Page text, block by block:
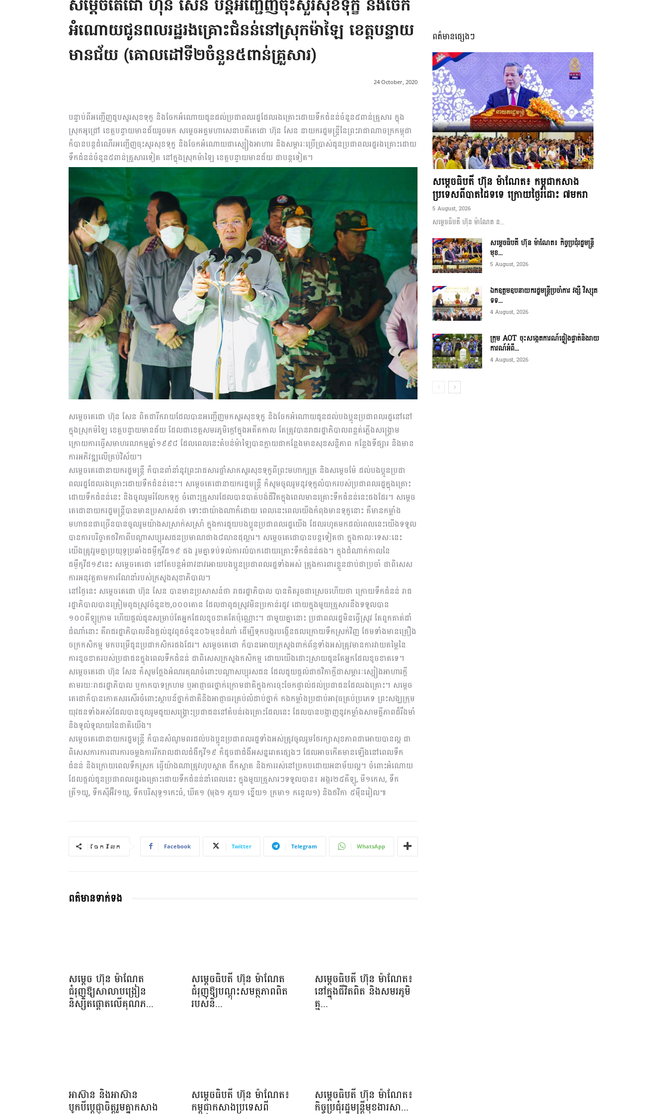
I
ព័ត៌មាន​
និង
ប្រតិកម្ម
រហ័ស
សម្តេចតេជោ ហ៊ុន សែន បន្តអញ្ជើញចុះសួរសុខទុក្ខ និងចែក
អំណោយជូនពលរដ្ឋរងគ្រោះជំនន់នៅស្រុកម៉ាឡៃ ខេត្តបន្ទាយ
មានជ័យ (គោលដៅទី២ចំនួន៥ពាន់គ្រួសារ)
24 October, 2020
បន្ទាប់ពីអញ្ជើញជួបសួរសុខទុក្ខ និងចែកអំណោយជូនដល់ប្រជាពលរដ្ឋដែលរងគ្រោះដោយទឹកជំនន់ចំនួន៥ពាន់គ្រួសារ ក្នុង
ស្រុកអូជ្រៅ ខេត្តបន្ទាយមានជ័យរួចមក សម្តេចអគ្គមហាសេនាបតីតេជោ ហ៊ុន សែន នាយករដ្ឋមន្ត្រីនៃព្រះរាជាណាចក្រកម្ពុជា
ក៏បានបន្តដំណើរអញ្ជើញចុះសួរសុខទុក្ខ និងចែកអំណោយជាស្បៀងអាហារ និងសម្ភារៈប្រើប្រាស់ជូនប្រជាពលរដ្ឋរងគ្រោះដោយ
ទឹកជំនន់ចំនួន៥ពាន់គ្រួសារទៀត នៅក្នុងស្រុកម៉ាឡៃ ខេត្តបន្ទាយមានជ័យ ជាបន្តទៀត។
សម្តេចតេជោ ហ៊ុន សែន ពិតជារីករាយដែលបានអញ្ជើញមកសួរសុខទុក្ខ និងចែកអំណោយជូនដល់បងប្អូនប្រជាពលរដ្ឋនៅនៅ
ក្នុងស្រុកម៉ឡៃ ខេត្តបន្ទាយមានជ័យ ដែលជាខេត្តសមរភូមិក្តៅក្នុងអតីតកាល តែត្រូវបានរាជរដ្ឋាភិបាលពន្លត់ភ្លើងសង្គ្រោម
ក្រោយការធ្វើសមាហរណកម្មឆ្នាំ១៩៩៨ ដែលពេលនេះតំបន់ម៉ាឡៃបានក្លាយជាកន្លែងមានសុខសន្តិភាព កន្លែងទីផ្សារ និងមាន
ការអភិវឌ្ឍលើគ្រប់វិស័យ។
សម្តេចតេជោនាយករដ្ឋមន្ត្រី ក៏បានពាំនាំនូវព្រះរាជសារផ្តាំសាកសួរសុខទុក្ខពីព្រះមហាក្សត្រ និងសម្តេចម៉ែ ដល់បងប្អូនប្រជា
ពលរដ្ឋដែលរងគ្រោះដោយទឹកជំនន់នេះ។ សម្តេចតេជោនាយករដ្ឋមន្ត្រី ក៏សូមចូលរួមនូវទុក្ខលំបាករបស់ប្រជាពលរដ្ឋក្នុងគ្រោះ
ដោយទឹកជំនន់នេះ និងចូលរួមរំលែកទុក្ខ ចំពោះគ្រួសារដែលបានបាត់បង់ជីវិតក្នុងពេលមានគ្រោះទឹកជំនន់នេះផងដែរ។ សម្តេច
តេជោនាយករដ្ឋមន្ត្រីបានមានប្រសាសន៍ថា ទោះជាយ៉ាងណាក៏ដោយ ពេលនេះពេលយើងកំពុងមានទុក្ខនោះ គឺមានកម្លាំង
មហាជនជាច្រើនបានចូលរួមយ៉ាងសស្រាក់សស្រាំ ក្នុងការជួយបងប្អូនប្រជាពលរដ្ឋយើង ដែលរហូតមកដល់ពេលនេះយើងទទួល
បានការបរិច្ចាគថវិកាពីបណ្តាសប្បុរសជនប្រមាណជាង៨លានដុល្លារ។ សម្តេចតេជោបានបន្តទៀតថា ក្នុងកាលៈទេសៈនេះ
យើងត្រូវរួមគ្នាប្រយុទ្ធប្រឆាំងជម្ងឺកូវីដ១៩ ផង រួមគ្នាទប់ទល់ការលំបាកដោយគ្រោះទឹកជំនន់ផង។ ក្នុងដំណាក់កាលនៃ
ជម្ងឺកូវីដ១៩នេះ សម្តេចតេជោ នៅតែបន្តអំពាវនាវអោយបងប្អូនប្រជាពលរដ្ឋទាំងអស់ ត្រូងការពារខ្លួនជាប់ជាប្រចាំ ជាពិសេស
ការអនុវត្តតាមការណែនាំរបស់ក្រសួងសុខាភិបាល។
នៅថ្ងៃនេះ សម្តេចតេជោ ហ៊ុន សែន បានមានប្រសាសន៍ថា រាជរដ្ឋាភិបាល បានគិតរួចជាស្រេចហើយថា ក្រោយទឹកជំនន់ រាជ
រដ្ឋាភិបាលបានត្រៀមពូជស្រូវចំនួន២,០០០តោន ដែលជាពូជស្រូវមិនប្រកាន់រដូវ ដោយក្នុងមួយគ្រួសារនឹងទទួលបាន
១០០គីឡូក្រាម ហើយផ្តល់ជូនសម្រាប់តែអ្នកដែលខូចខាតតែប៉ុណ្ណោះ។ ជាមួយគ្នានោះ ប្រជាពលរដ្ឋមិនធ្វើស្រូវ តែពួកគាត់ដាំ
ដំណាំនោះ គឺរាជរដ្ឋាភិបាលនឹងផ្តល់នូវពូជចំនួន០៦មុខដំណាំ ដើម្បីទុកបង្ករបង្កើនផលក្រោយទឹកស្រក់វិញ ថែមទាំងមានគ្រឿង
ចក្រកសិកម្ម មកបម្រើជូនប្រជាកសិករផងដែរ។ សម្តេចតេជោ ក៏បានអោយក្រសួងពាក់ព័ន្ធទាំងអស់ត្រូវមានការវាយតម្លៃនៃ
ការខូចខាតរបស់ប្រជាជនក្នុងពេលទឹកជំនន់ ជាពិសេសក្រសួងកសិកម្ម ដោយយើងដោះស្រាយជូនតែអ្នកដែលខូចខាតទេ។
សម្តេចតេជោ ហ៊ុន សែន ក៏សូមថ្លែងអំណរគុណចំពោះបណ្តាសប្បុរសជន ដែលជួយផ្តល់ជាថវិកាក្តីជាសម្ភារៈស្បៀងអាហារក្តី
តាមរយៈរាជរដ្ឋាភិបាល ឬកាកបាទក្រហម ឬអាជ្ញាធរថ្នាក់ក្រោមជាតិក្នុងការចុះចែកផ្ទាល់ដល់ប្រជាជនដែលរងគ្រោះ។​ សម្តេច
តេជោក៏បានកោតសរសើរចំពោះស្ថាបន័ថ្នាក់ជាតិនិងអាជ្ញាធរគ្រប់លំដាប់ថ្នាក់ កងកម្លាំងប្រដាប់អាវុធគ្រប់ប្រភេទ ព្រះសង្ឃក្រុម
យុវជនទាំងអស់ដែលបានចូលរួមជួយសង្រ្គោះប្រជាជននៅតំបន់រងគ្រោះដែលនេះ ដែលបានបង្ហាញនូវកម្លាំងសាមគ្គីភាពដ៏រឹងមាំ
និងទូលំទូលាយនៃជាតិយើង។
សម្ដេចតេជោនាយករដ្ឋមន្ត្រី ក៏បានសំណូមពរដល់បងប្អូនប្រជាពលរដ្ឋទាំងអស់ត្រូវចូលរួមថែរក្សាសុខភាពជាអោយបានល្អ ជា
ពិសេសការការពារការចម្លងការរីករាលដាលជំងឺកូវី១៩ ក៏ដូចជាជំងឺអសន្នរោគផ្សេងៗ ដែលអាចកើតមានឡើងនៅពេលទឹក
ជំនន់ និងក្រោយពេលទឹកស្រក ធ្វើយ៉ាងណាត្រូវហូបស្អាត ផឹកស្អាត និងការរស់នៅប្រកបដោយអនាម័យល្អ។ ចំពោះអំណោយ
ដែលផ្តល់ជូនប្រជាពលរដ្ឋរងគ្រោះដោយទឹកជំនន់នាំពេលនេះ ក្នុងមួយគ្រួសារៗទទួលបាន៖ អង្ករ២៥គីឡូ, មី១កេស, ទឹក
ត្រី១យួ, ទឹកស៊ីអ៊ីវ១យួ, ទឹកបរិសុទ្ធ១កេះធំ, ឃីត១ (មុង១ ភួយ១ ខ្នើយ១ ក្រមា១ កន្ទេល១) និងថវិកា ៥ម៉ឺនរៀល៕
ចែករំលែក Facebook Twitter Telegram WhatsApp
ពត៌មានទាក់ទង
សម្តេច ហ៊ុន ម៉ាណែត
ជំរុញឱ្យសាលាបង្រៀន
និស្សិតផ្តោតលើគុណភ...
សម្តេចធិបតី ហ៊ុន ម៉ាណែត
ជំរុញឱ្យបណ្តុះសមត្ថភាពពិត
របស់និ...
សម្តេចធិបតី ហ៊ុន ម៉ាណែត៖
នៅក្នុងជីវិតពិត និងសមរភូមិ
គ្ម...
អាស៊ាន និងអាស៊ាន
បូកបីប្តេជ្ញាចិត្តរួមគ្នាកសាង
សម្ដេចធិបតី ហ៊ុន ម៉ាណែត៖
កម្ពុជាកសាងប្រទេសពី
សម្ដេចធិបតី ហ៊ុន ម៉ាណែត៖
កិច្ចប្រជុំរដ្ឋមន្ត្រីមុខងារសា...
ពត៌មានផ្សេងៗ
សម្ដេចធិបតី ហ៊ុន ម៉ាណែត៖ កម្ពុជាកសាង
ប្រទេសពីបាតដៃទទេ ក្រោយថ្ងៃរំដោះ ៧មករា
5 August, 2026
សម្ដេចធិបតី ហ៊ុន ម៉ាណែត ន...
សម្ដេចធិបតី ហ៊ុន ម៉ាណែត៖ កិច្ចប្រជុំរដ្ឋមន្ត្រី
មុខ...
5 August, 2026
ឯកឧត្តមឧបនាយករដ្ឋមន្ត្រីប្រចាំការ វង្សី វិស្សុត
ទទ...
4 August, 2026
ក្រុម AOT ចុះសង្កេតការណ៍ផ្ទៀងផ្ទាត់និងរាយ
ការណ៍អំពី...
4 August, 2026